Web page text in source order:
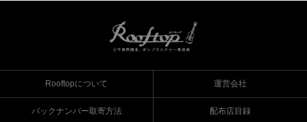
Rooftopについて 運営会社
バックナンバー取寄方法 配布店目録